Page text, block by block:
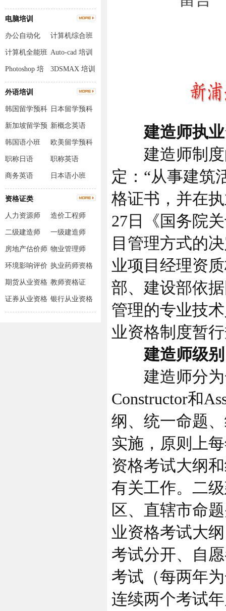
员
电脑培训
办公自动化 计算机综合班
计算机全能班 Auto-cad 培训
Photoshop 培
训
3DSMAX 培训
外语培训
韩国留学预科
班
日本留学预科
班
新加坡留学预
科班
新概念英语
韩国语小班
欧美留学预科
班
职称日语 职称英语
商务英语 日本语小班
资格证类
人力资源师 造价工程师
二级建造师 一级建造师
房地产估价师 物业管理师
环境影响评价
师
执业药师资格
期货从业资格 教师资格证
证券从业资格 银行从业资格
建造师执业
建造师制度
定：“从事建筑
格证书，并在
27日《国务院
目管理方式的
业项目经理资
部、建设部依
管理的专业技
业资格制度暂
建造师级
建造师分为
Constructor和
纲、统一命题
实施，原则上
资格考试大纲
有关工作。二
区、直辖市命
业资格考试大
考试分开、自
考试（每两年
连续两个考试